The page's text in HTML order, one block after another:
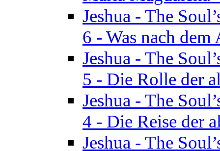
Jeshua - The
6 - Was nach
Jeshua - The
5 - Die Rolle der
Jeshua - The
4 - Die Reise der
Jeshua - The